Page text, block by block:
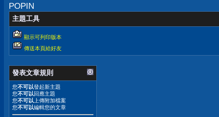
POPIN
主題工具
顯示可列印版本
傳送本頁給好友
發表文章規則
您不可以發起新主題
您不可以回應主題
您不可以上傳附加檔案
您不可以編輯您的文章